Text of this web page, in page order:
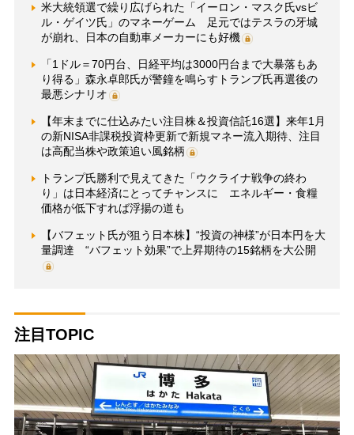
米大統領選で繰り広げられた「イーロン・マスク氏vsビ
ル・ゲイツ氏」のマネーゲーム 足元ではテスラの牙城
が崩れ、日本の自動車メーカーにも好機
「1ドル＝70円台、日経平均は3000円台まで大暴落もあ
り得る」森永卓郎氏が警鐘を鳴らすトランプ氏再選後の
最悪シナリオ
【年末までに仕込みたい注目株＆投資信託16選】来年1月
の新NISA非課税投資枠更新で新規マネー流入期待、注目
は高配当株や政策追い風銘柄
トランプ氏勝利で見えてきた「ウクライナ戦争の終わ
り」は日本経済にとってチャンスに エネルギー・食糧
価格が低下すれば浮揚の道も
【バフェット氏が狙う日本株】“投資の神様”が日本円を大
量調達 “バフェット効果”で上昇期待の15銘柄を大公開
注目TOPIC